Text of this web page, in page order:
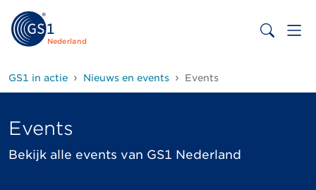
Nederland
GS1 in actie Nieuws en events Events
Events
Bekijk alle events van GS1 Nederland